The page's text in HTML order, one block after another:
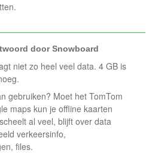
doorSnowboard
niet zo heel veel data. 4 GB is
gebruiken? Moet het TomTom
maps kun je offline kaarten
al veel, blijft over data
verkeersinfo,
files.